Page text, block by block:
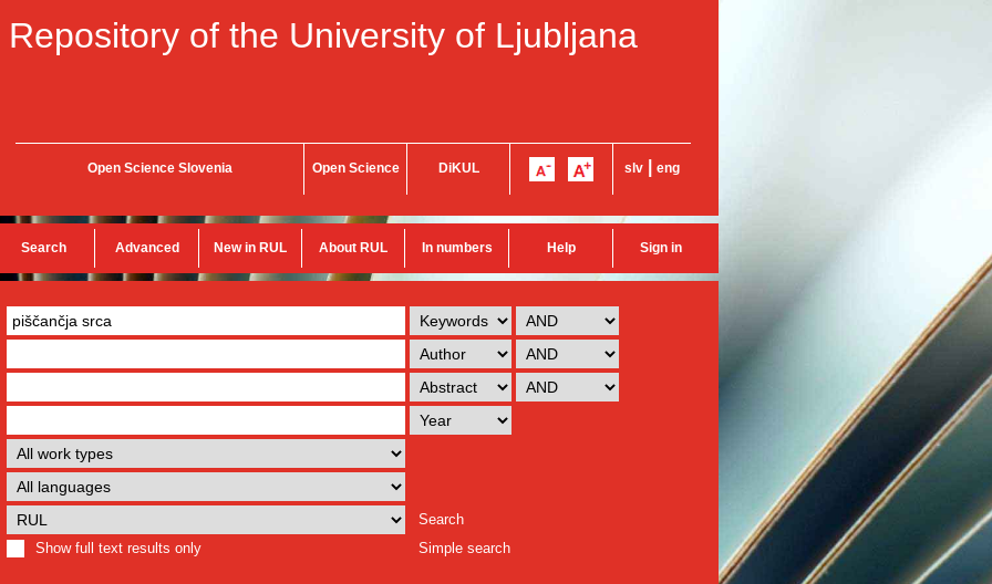
Repository of the University of Ljubljana
Open Science Slovenia Open Science DiKUL slv eng
Search Advanced New in RUL About RUL In numbers Help Sign in
Search
Show full text results only
Simple search